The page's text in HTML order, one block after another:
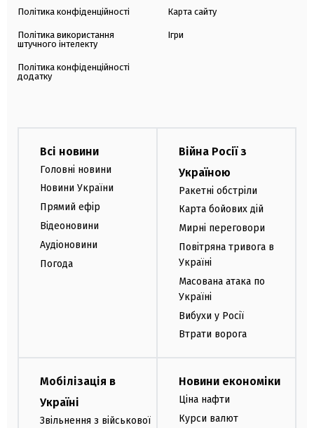
Політика конфіденційності
Політика використання
штучного інтелекту
Політика конфіденційності
додатку
Карта сайту
Ігри
Всі новини
Головні новини
Новини України
Прямий ефір
Відеоновини
Аудіоновини
Погода
Війна Росії з
Україною
Ракетні обстріли
Карта бойових дій
Мирні переговори
Повітряна тривога в
Україні
Масована атака по
Україні
Вибухи у Росії
Втрати ворога
Мобілізація в
Україні
Звільнення з військової
Новини економіки
Ціна нафти
Курси валют